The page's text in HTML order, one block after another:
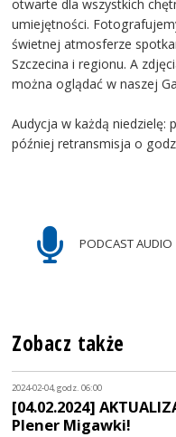
otwarte dla wszystkich
umiejętności.
świetnej atmosferze
Szczecina i regionu. A
można oglądać w naszej
Audycja w każdą niedzielę:
później retransmisja o
PODCAST AUDIO
Zobacz także
2024-02-04, godz. 06:00
[04.02.2024]
Plener Migawki!